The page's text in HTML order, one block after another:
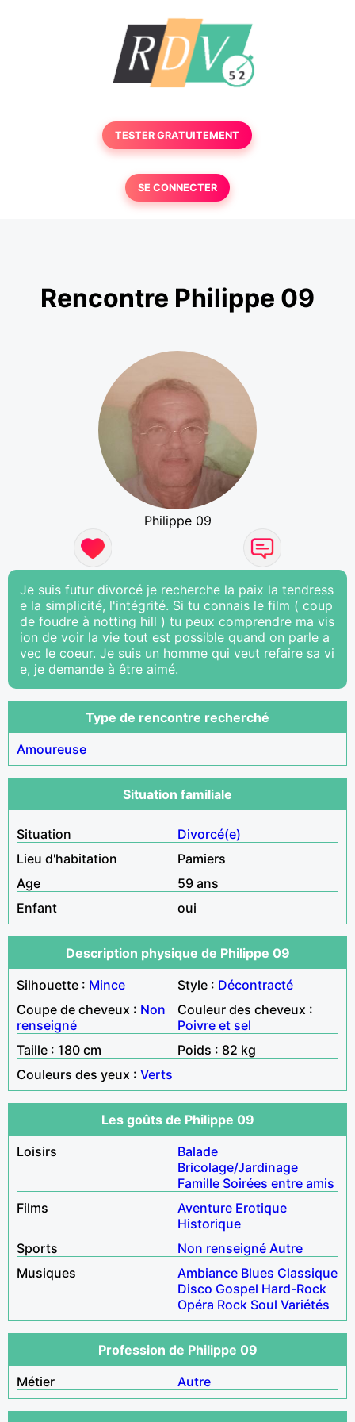
TESTER GRATUITEMENT
SE CONNECTER
Rencontre Philippe 09
Philippe 09
Je suis futur divorcé je recherche la paix la tendress
e la simplicité, l'intégrité. Si tu connais le film ( coup
de foudre à notting hill ) tu peux comprendre ma vis
ion de voir la vie tout est possible quand on parle a
vec le coeur. Je suis un homme qui veut refaire sa vi
e, je demande à être aimé.
Type de rencontre recherché
Amoureuse
Situation familiale
Situation
Divorcé(e)
Lieu d'habitation
Pamiers
Age
59 ans
Enfant
oui
Description physique de Philippe 09
Silhouette : Mince Style : Décontracté
Coupe de cheveux : Non
renseigné
Couleur des cheveux :
Poivre et sel
Taille : 180 cm
Poids : 82 kg
Couleurs des yeux : Verts
Les goûts de Philippe 09
Loisirs
Balade
Bricolage/Jardinage
Famille Soirées entre amis
Films
Aventure Erotique
Historique
Sports
Non renseigné Autre
Musiques
Ambiance Blues Classique
Disco Gospel Hard-Rock
Opéra Rock Soul Variétés
Profession de Philippe 09
Métier
Autre